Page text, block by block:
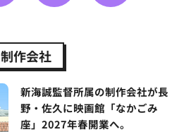
制作会社
新海誠監督所属の制作会社が長
野・佐久に映画館「なかごみ
座」2027年春開業へ。